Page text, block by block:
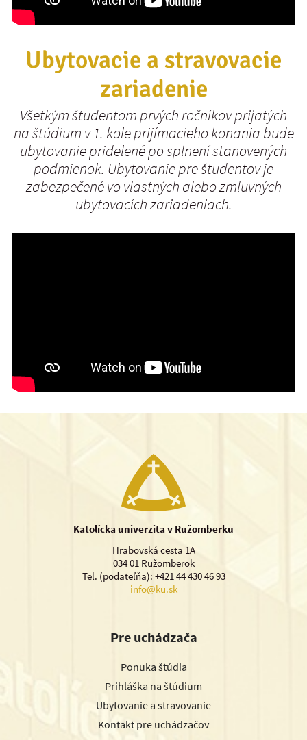
Ubytovacie a stravovacie
zariadenie
Všetkým študentom prvých ročníkov prijatých
na štúdium v 1. kole prijímacieho konania bude
ubytovanie pridelené po splnení stanovených
podmienok. Ubytovanie pre študentov je
zabezpečené vo vlastných alebo zmluvných
ubytovacích zariadeniach.
Katolícka univerzita v Ružomberku
Hrabovská cesta 1A
034 01 Ružomberok
Tel. (podateľňa): +421 44 430 46 93
info@ku.sk
Pre uchádzača
Ponuka štúdia
Prihláška na štúdium
Ubytovanie a stravovanie
Kontakt pre uchádzačov